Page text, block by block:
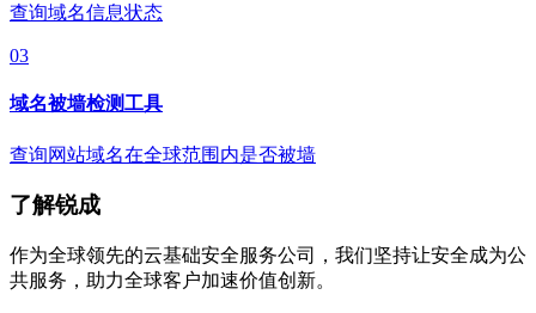
查询域名信息状态
03
域名被墙检测工具
查询网站域名在全球范围内是否被墙
了解锐成
作为全球领先的云基础安全服务公司，我们坚持让安全成为公
共服务，助力全球客户加速价值创新。